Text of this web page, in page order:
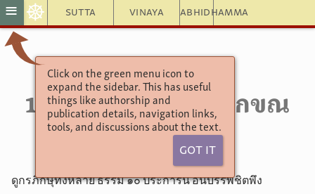
Sutta Vinaya Abhidhamma
≡ ☸
Click on the green menu icon to
expand the sidebar. This has useful
things like authorship and
publication details, navigation links,
tools, and discussions about the text.
Got It
อังคุตตรนิกาย
10.48. อภิณหปัจจเวกขณ
ธรรมสูตร
ดูกรภิกษุทั้งหลาย ธรรม ๑๐ ประการนี้ อันบรรพชิตพึง